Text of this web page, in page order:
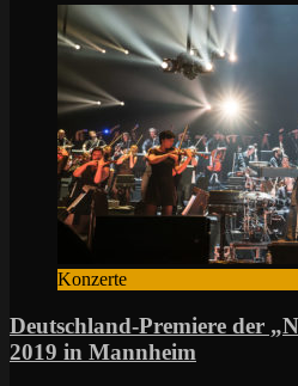
Konzerte
Deutschland-Premiere der
2019 in Mannheim